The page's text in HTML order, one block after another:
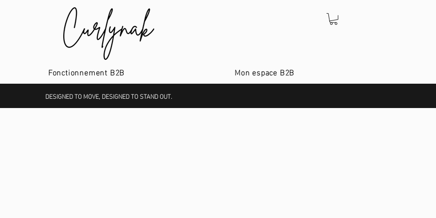
Fonctionnement B2B Mon espace B2B
DESIGNED TO MOVE, DESIGNED TO STAND OUT.